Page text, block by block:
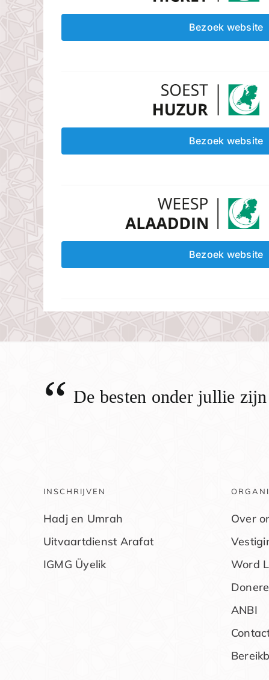
Bezoek website
Bezoek website
Bezoek website
“ De besten onder jullie
INSCHRIJVEN
Hadj en Umrah
Uitvaartdienst Arafat
IGMG Üyelik
Over
Word
ANBI